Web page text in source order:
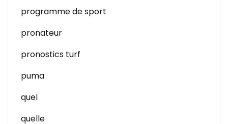
programme de sport
pronateur
pronostics turf
puma
quel
quelle